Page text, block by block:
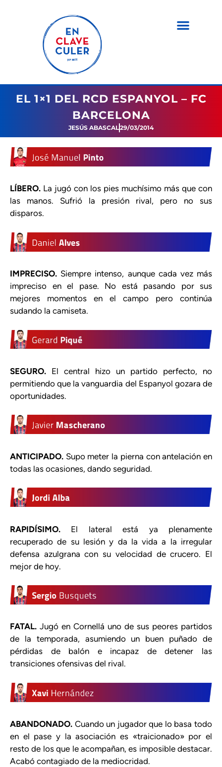
EL 1×1 DEL RCD ESPANYOL – FC
BARCELONA
JESÚS ABASCAL29/03/2014
LÍBERO. La jugó con los pies muchísimo más que con
las manos. Sufrió la presión rival, pero no sus
disparos.
IMPRECISO. Siempre intenso, aunque cada vez más
impreciso en el pase. No está pasando por sus
mejores momentos en el campo pero continúa
sudando la camiseta.
SEGURO. El central hizo un partido perfecto, no
permitiendo que la vanguardia del Espanyol gozara de
oportunidades.
ANTICIPADO. Supo meter la pierna con antelación en
todas las ocasiones, dando seguridad.
RAPIDÍSIMO. El lateral está ya plenamente
recuperado de su lesión y da la vida a la irregular
defensa azulgrana con su velocidad de crucero. El
mejor de hoy.
FATAL. Jugó en Cornellá uno de sus peores partidos
de la temporada, asumiendo un buen puñado de
pérdidas de balón e incapaz de detener las
transiciones ofensivas del rival.
ABANDONADO. Cuando un jugador que lo basa todo
en el pase y la asociación es «traicionado» por el
resto de los que le acompañan, es imposible destacar.
Acabó contagiado de la mediocridad.